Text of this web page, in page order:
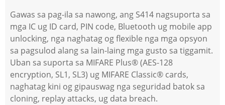
Gawas sa pag-ila sa nawong, ang S414 nagsuporta sa
mga IC ug ID card, PIN code, Bluetooth ug mobile app
unlocking, nga naghatag og flexible nga mga opsyon
sa pagsulod alang sa lain-laing mga gusto sa tiggamit.
Uban sa suporta sa MIFARE Plus® (AES-128
encryption, SL1, SL3) ug MIFARE Classic® cards,
naghatag kini og gipauswag nga seguridad batok sa
cloning, replay attacks, ug data breach.